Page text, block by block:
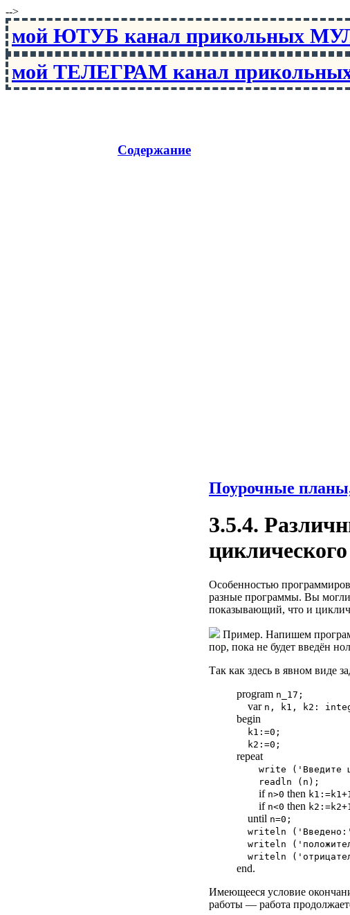
-->
мой ЮТУБ канал прикольных
мой ТЕЛЕГРАМ канал
Содержание
Поурочные
3.5.4.
Особенностью
разные программы. Вы могли
показывающий, что и
Пример. Напишем
пор, пока не будет введён
Так как здесь в явном виде
program n_17;
var n, k1, k2:
begin
k1:=0;
k2:=0;
repeat
write ('Введите
readln (n);
if n>0 then
if n<0 then
until n=0;
writeln
writeln
writeln
end.
Имеющееся условие
работы — работа